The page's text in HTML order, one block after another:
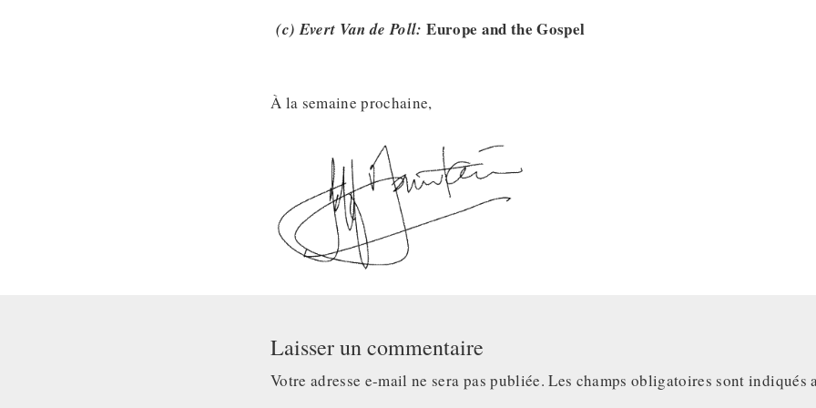
(c) Evert Van de Poll:Europe and the Gospel
À la semaine prochaine,
Laisser un commentaire
Votre adresse e-mail ne sera pas publiée. Les champs obligatoires sont indiqués